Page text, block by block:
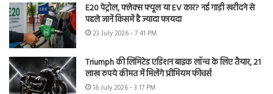
E20 पेट्रोल, फ्लेक्स फ्यूल या EV कार? नई गाड़ी खरीदने से
पहले जानें किसमें है ज्यादा फायदा
23 July 2026 - 7:41 PM
Triumph की लिमिटेड एडिशन बाइक लॉन्च के लिए तैयार, 21
लाख रुपये कीमत में मिलेंगे प्रीमियम फीचर्स
16 July 2026 - 3:17 PM